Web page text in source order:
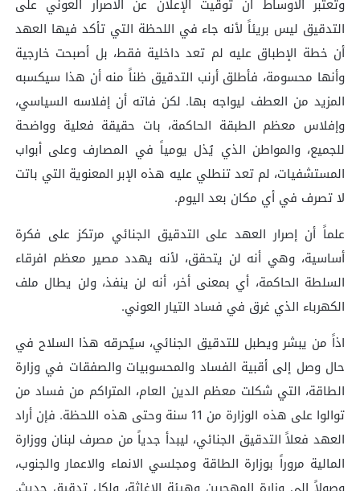
وتعتبر الاوساط ان توقيت الإعلان عن الاصرار العوني على
التدقيق ليس بريئاً لأنه جاء في اللحظة التي تأكد فيها العهد
أن خطة الإطباق عليه لم تعد داخلية فقط، بل أصبحت خارجية
وأنها محسومة، فأطلق أرنب التدقيق ظناً منه أن هذا سيكسبه
المزيد من العطف ليواجه بها. لكن فاته أن إفلاسه السياسي،
وإفلاس معظم الطبقة الحاكمة، بات حقيقة فعلية وواضحة
للجميع، والمواطن الذي يُذل يومياً في المصارف وعلى أبواب
المستشفيات، لم تعد تنطلي عليه هذه الإبر المعنوية التي باتت
لا تصرف في أي مكان بعد اليوم.
علماً أن إصرار العهد على التدقيق الجنائي مرتكز على فكرة
أساسية، وهي أنه لن يتحقق، لأنه يهدد مصير معظم افرقاء
السلطة الحاكمة، أي بمعنى أخر، أنه لن ينفذ، ولن يطال ملف
الكهرباء الذي غرق في فساد التيار العوني.
اذاً من يبشر ويطبل للتدقيق الجنائي، سيُحرقه هذا السلاح في
حال وصل إلى أقبية الفساد والمحسوبيات والصفقات في وزارة
الطاقة، التي شكلت معظم الدين العام، المتراكم من فساد من
توالوا على هذه الوزارة من 11 سنة وحتى هذه اللحظة. فإن أراد
العهد فعلاً التدقيق الجنائي، ليبدأ جدياً من مصرف لبنان ووزارة
المالية مروراً بوزارة الطاقة ومجلسي الانماء والاعمار والجنوب،